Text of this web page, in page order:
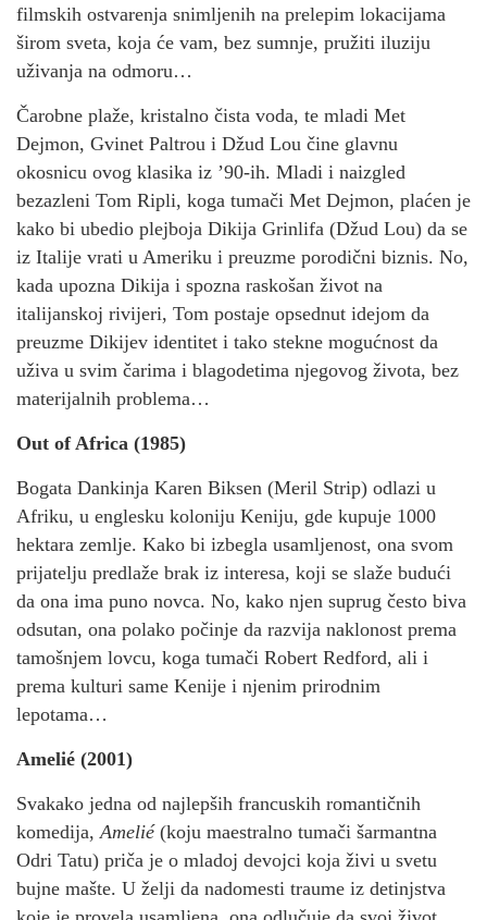
filmskih ostvarenja snimljenih na prelepim lokacijama
širom sveta, koja će vam, bez sumnje, pružiti iluziju
uživanja na odmoru…
Čarobne plaže, kristalno čista voda, te mladi Met
Dejmon, Gvinet Paltrou i Džud Lou čine glavnu
okosnicu ovog klasika iz ’90-ih. Mladi i naizgled
bezazleni Tom Ripli, koga tumači Met Dejmon, plaćen je
kako bi ubedio plejboja Dikija Grinlifa (Džud Lou) da se
iz Italije vrati u Ameriku i preuzme porodični biznis. No,
kada upozna Dikija i spozna raskošan život na
italijanskoj rivijeri, Tom postaje opsednut idejom da
preuzme Dikijev identitet i tako stekne mogućnost da
uživa u svim čarima i blagodetima njegovog života, bez
materijalnih problema…
Out of Africa (1985)
Bogata Dankinja Karen Biksen (Meril Strip) odlazi u
Afriku, u englesku koloniju Keniju, gde kupuje 1000
hektara zemlje. Kako bi izbegla usamljenost, ona svom
prijatelju predlaže brak iz interesa, koji se slaže budući
da ona ima puno novca. No, kako njen suprug često biva
odsutan, ona polako počinje da razvija naklonost prema
tamošnjem lovcu, koga tumači Robert Redford, ali i
prema kulturi same Kenije i njenim prirodnim
lepotama…
Amelié (2001)
Svakako jedna od najlepših francuskih romantičnih
komedija,Amelié(koju maestralno tumači šarmantna
Odri Tatu) priča je o mladoj devojci koja živi u svetu
bujne mašte. U želji da nadomesti traume iz detinjstva